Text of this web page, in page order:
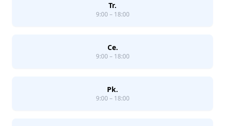
Tr.
9:00 – 18:00
Ce.
9:00 – 18:00
Pk.
9:00 – 18:00